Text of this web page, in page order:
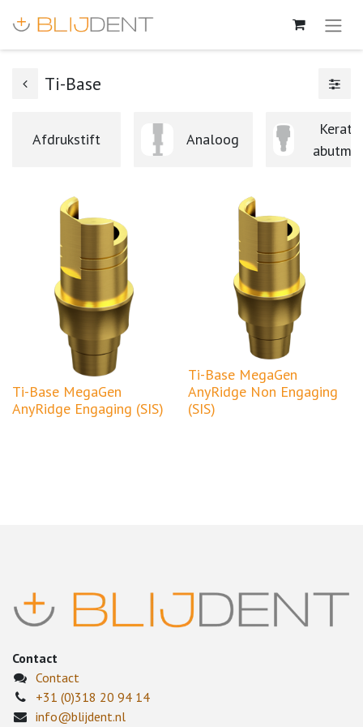
Ti-Base
Afdrukstift Analoog
Ti-Base MegaGen
AnyRidge Engaging (SIS)
Ti-Base MegaGen
AnyRidge Non Engaging
(SIS)
Contact
Contact
+31 (0)318 20 94 14
info@blijdent.nl